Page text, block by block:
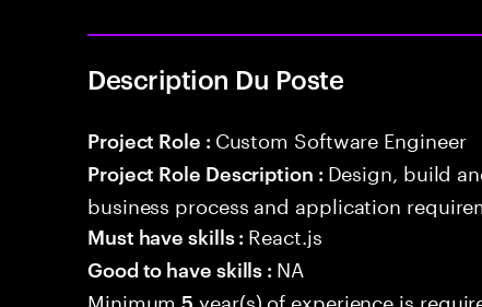
Description Du Poste
Project Role : Custom Software Engineer
Project Role Description : Design, build
business process and application
Must have skills : React.js
Good to have skills : NA
Minimum5 year(s) of experience is